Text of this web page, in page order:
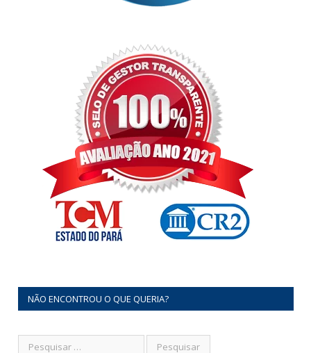
NÃO ENCONTROU O QUE QUERIA?